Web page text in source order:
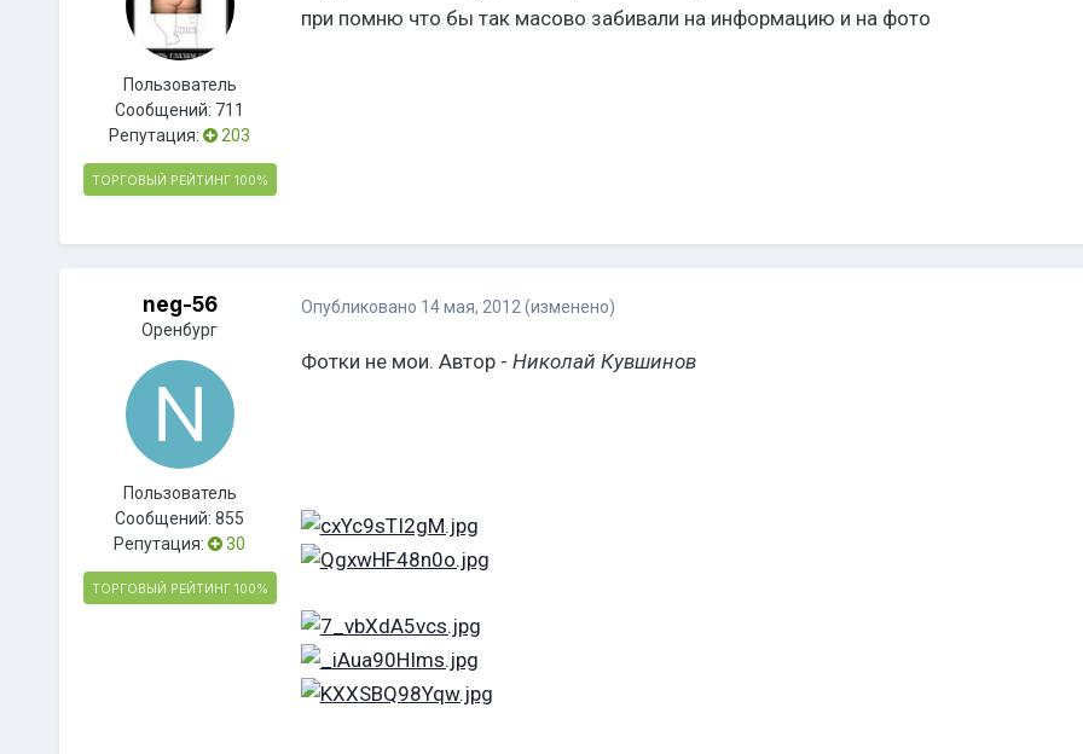
Пользователь
Сообщений: 711
Репутация:
203
ТОРГОВЫЙ РЕЙТИНГ 100%
при помню что бы так масово забивали на информацию и на фото
neg-56
Оренбург
Пользователь
Сообщений:855
Репутация:
30
ТОРГОВЫЙ РЕЙТИНГ 100%
Опубликовано 14 мая, 2012 (изменено)
Фотки не мои. Автор - Николай Кувшинов